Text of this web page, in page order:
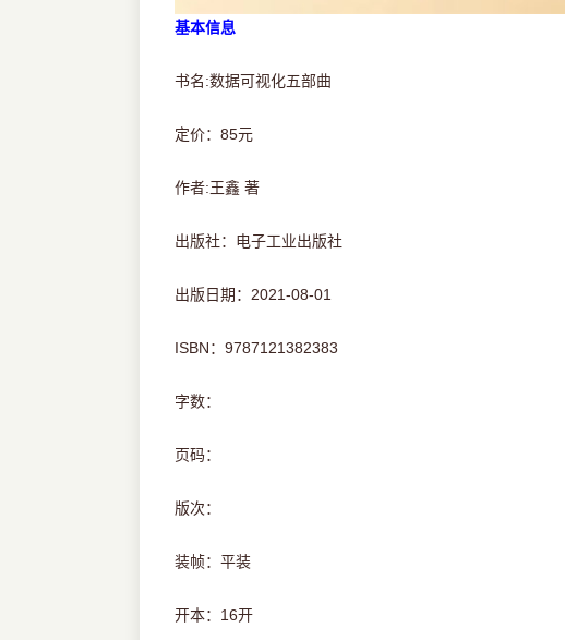
基本信息
书名:数据可视化五部曲
定价：85元
作者:王鑫 著
出版社：电子工业出版社
出版日期：2021-08-01
ISBN：9787121382383
字数：
页码：
版次：
装帧：平装
开本：16开